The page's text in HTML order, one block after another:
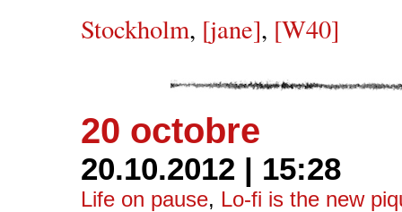
Stockholm, [jane], [W40]
20 octobre
20.10.2012 | 15:28
Life on pause, Lo-fi is the new